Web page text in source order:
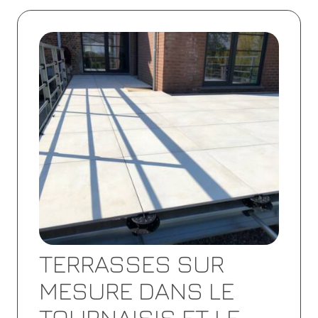
TERRASSES SUR
MESURE DANS LE
Lire